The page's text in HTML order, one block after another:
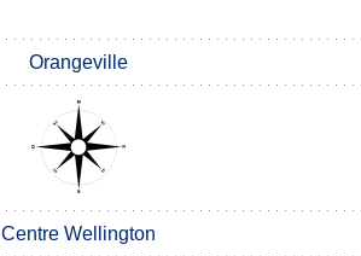
Orangeville
Centre Wellington